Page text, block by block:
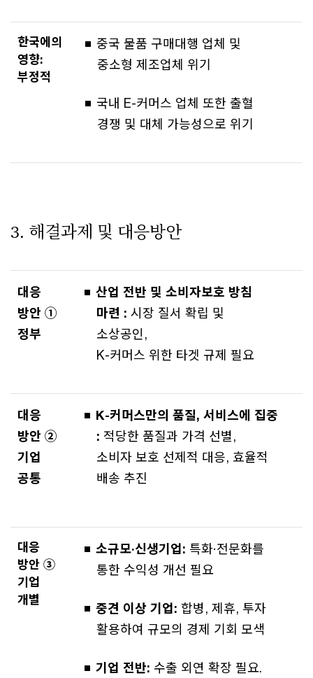
한국에의
영향:
부정적
중국 물품 구매대행 업체 및
중소형 제조업체 위기
국내 E-커머스 업체 또한 출혈
경쟁 및 대체 가능성으로 위기
3. 해결과제 및 대응방안
대응
방안 ①
정부
산업 전반 및 소비자보호 방침
마련 : 시장 질서 확립 및
소상공인,
K-커머스 위한 타겟 규제 필요
대응
방안 ②
기업
공통
K-커머스만의 품질, 서비스에 집중
: 적당한 품질과 가격 선별,
소비자 보호 선제적 대응, 효율적
배송 추진
대응
방안 ③
기업
개별
소규모·신생기업: 특화·전문화를
통한 수익성 개선 필요
중견 이상 기업: 합병, 제휴, 투자
활용하여 규모의 경제 기회 모색
기업 전반: 수출 외연 확장 필요.